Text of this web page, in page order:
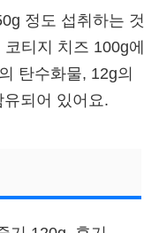
정도 섭취하는 것
티지 치즈 100g에
탄수화물, 12g의
되어 있어요.